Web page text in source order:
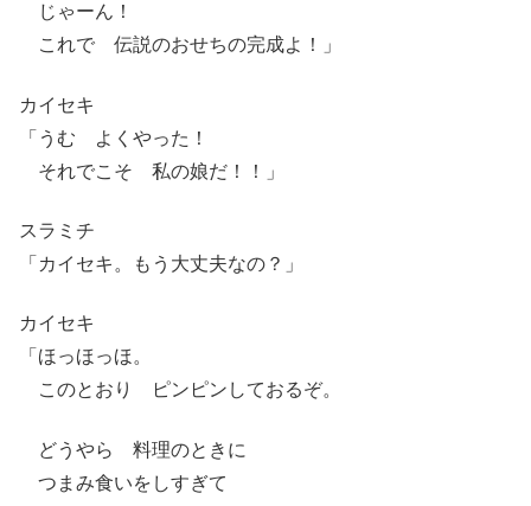
じゃーん！
これで 伝説のおせちの完成よ！」
カイセキ
「うむ よくやった！
それでこそ 私の娘だ！！」
スラミチ
「カイセキ。もう大丈夫なの？」
カイセキ
「ほっほっほ。
このとおり ピンピンしておるぞ。
どうやら 料理のときに
つまみ食いをしすぎて